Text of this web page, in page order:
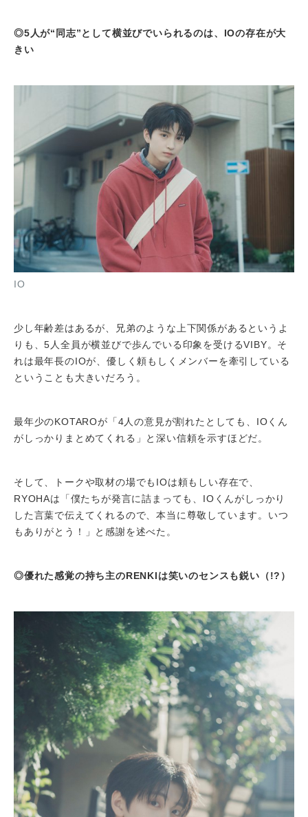
◎5人が“同志”として横並びでいられるのは、IOの存在が大
きい
IO
少し年齢差はあるが、兄弟のような上下関係があるというよ
りも、5人全員が横並びで歩んでいる印象を受けるVIBY。そ
れは最年長のIOが、優しく頼もしくメンバーを牽引している
ということも大きいだろう。
最年少のKOTAROが「4人の意見が割れたとしても、IOくん
がしっかりまとめてくれる」と深い信頼を示すほどだ。
そして、トークや取材の場でもIOは頼もしい存在で、
RYOHAは「僕たちが発言に詰まっても、IOくんがしっかり
した言葉で伝えてくれるので、本当に尊敬しています。いつ
もありがとう！」と感謝を述べた。
◎優れた感覚の持ち主のRENKIは笑いのセンスも鋭い（!?）